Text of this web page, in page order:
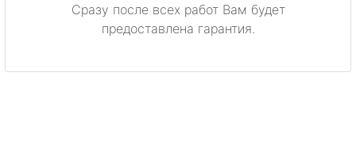
Сразу после всех работ Вам будет
предоставлена гарантия.